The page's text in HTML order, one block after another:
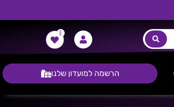
0
הרשמה למועדון שלנו